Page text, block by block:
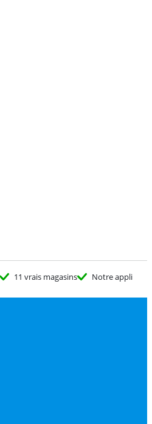
11 vrais magasins Notre appli